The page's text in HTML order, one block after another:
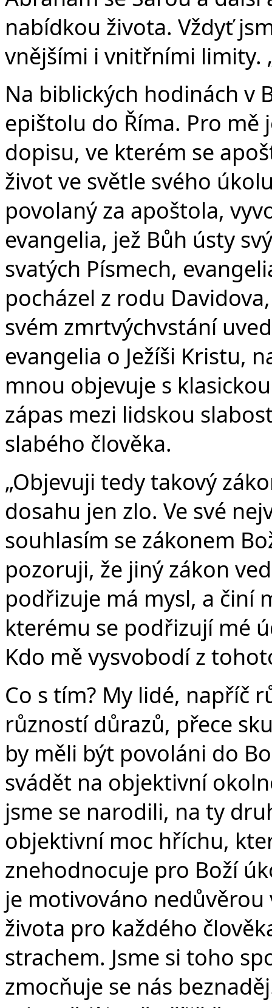
nabídkou života. Vždyť
vnějšími i vnitřními limity.
Na biblických hodinách v
epištolu do Říma. Pro
dopisu, ve kterém se
život ve světle svého
povolaný za apoštola,
evangelia, jež Bůh ústy
svatých Písmech,
pocházel z rodu
svém zmrtvýchvstání
evangelia o Ježíši Kristu,
mnou objevuje s
zápas mezi lidskou
slabého člověka.
„Objevuji tedy takový
dosahu jen zlo. Ve své
souhlasím se zákonem
pozoruji, že jiný zákon
podřizuje má mysl, a činí
kterému se podřizují mé
Kdo mě vysvobodí z
Co s tím? My lidé, napříč
růzností důrazů, přece
by měli být povoláni do
svádět na objektivní
jsme se narodili, na ty
objektivní moc hříchu,
znehodnocuje pro Boží
je motivováno
života pro každého
strachem. Jsme si toho
zmocňuje se nás